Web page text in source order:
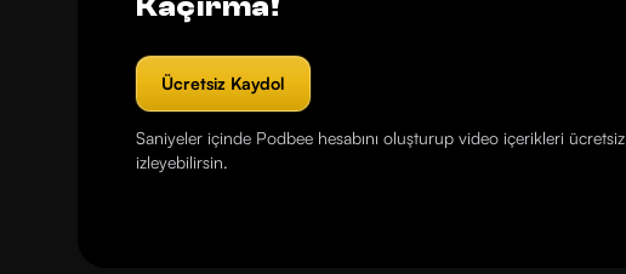
Kaçırma!
Ücretsiz Kaydol
Saniyeler içinde Podbee hesabını oluşturup video içerikleri ücretsiz
izleyebilirsin.